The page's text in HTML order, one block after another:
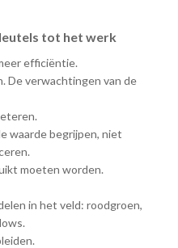
tot het werk
efficiëntie.
De verwachtingen van de
waarde begrijpen, niet
moeten worden.
in het veld: roodgroen,